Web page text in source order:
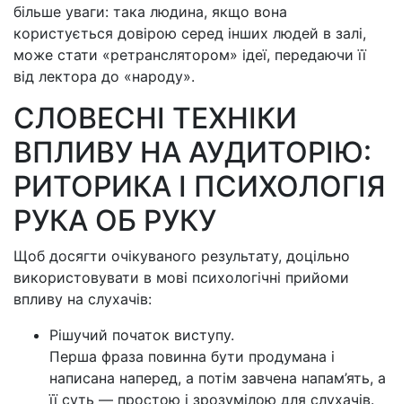
більше уваги: така людина, якщо вона
користується довірою серед інших людей в залі,
може стати «ретранслятором» ідеї, передаючи її
від лектора до «народу».
СЛОВЕСНІ ТЕХНІКИ
ВПЛИВУ НА АУДИТОРІЮ:
РИТОРИКА І ПСИХОЛОГІЯ
РУКА ОБ РУКУ
Щоб досягти очікуваного результату, доцільно
використовувати в мові психологічні прийоми
впливу на слухачів:
Рішучий початок виступу.
Перша фраза повинна бути продумана і
написана наперед, а потім завчена напам’ять, а
її суть — простою і зрозумілою для слухачів.